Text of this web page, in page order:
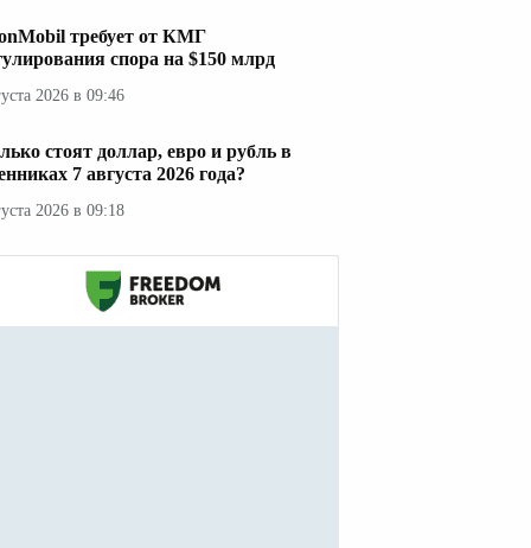
требует от КМГ
спора на $150 млрд
2026 в 09:46
стоят доллар, евро и рубль в
7 августа 2026 года?
2026 в 09:18